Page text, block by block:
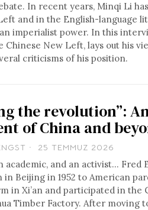
In recent years, Minqi Li
and in the English-language
imperialist power. In this
New Left, lays out his
criticisms of his position.
the revolution”:
of China and
25 TEMMUZ 2026
academic, and an activist… Fred
Beijing in 1952 to American
in Xi’an and participated in the
Timber Factory. After moving